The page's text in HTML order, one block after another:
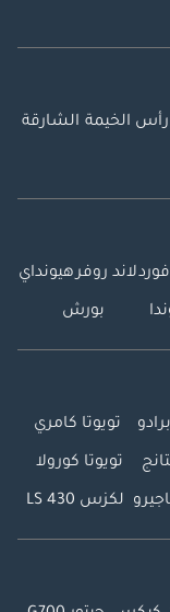
رأس الخيمة الشارقة
فوردلاند روفرهيونداي
بورش
تويوتا كامري
تويوتا كورولا
لكزس LS 430